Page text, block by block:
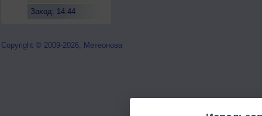
Заход: 14:44
Copyright © 2009-2026, Метеонова